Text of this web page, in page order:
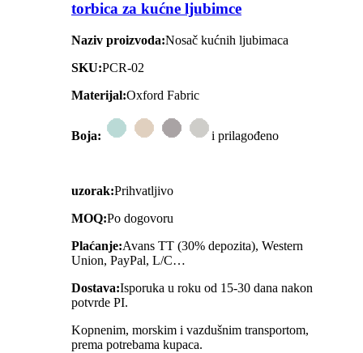
torbica za kućne ljubimce
Naziv proizvoda:Nosač kućnih ljubimaca
SKU:PCR-02
Materijal:Oxford Fabric
Boja: i prilagođeno
uzorak:Prihvatljivo
MOQ:Po dogovoru
Plaćanje:Avans TT (30% depozita), Western
Union, PayPal, L/C…
Dostava:Isporuka u roku od 15-30 dana nakon
potvrde PI.
Kopnenim, morskim i vazdušnim transportom,
prema potrebama kupaca.